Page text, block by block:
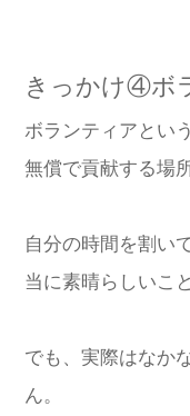
きっかけ④ボ
ボランティアとい
無償で貢献する場
自分の時間を割い
当に素晴らしいこ
でも、実際はなか
ん。